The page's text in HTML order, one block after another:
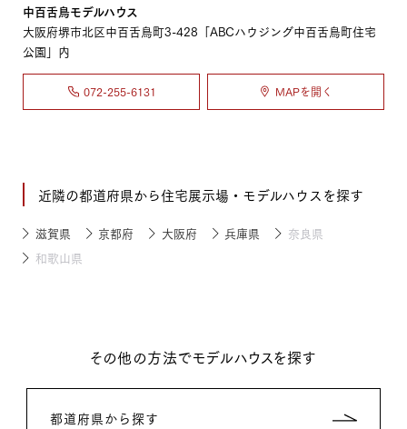
中百舌鳥モデルハウス
大阪府堺市北区中百舌鳥町3-428「ABCハウジング中百舌鳥町住宅
公園」内
072-255-6131 MAPを開く
近隣の都道府県から住宅展示場・モデルハウスを探す
滋賀県 京都府 大阪府 兵庫県
奈良県
和歌山県
その他の方法でモデルハウスを探す
都道府県から探す